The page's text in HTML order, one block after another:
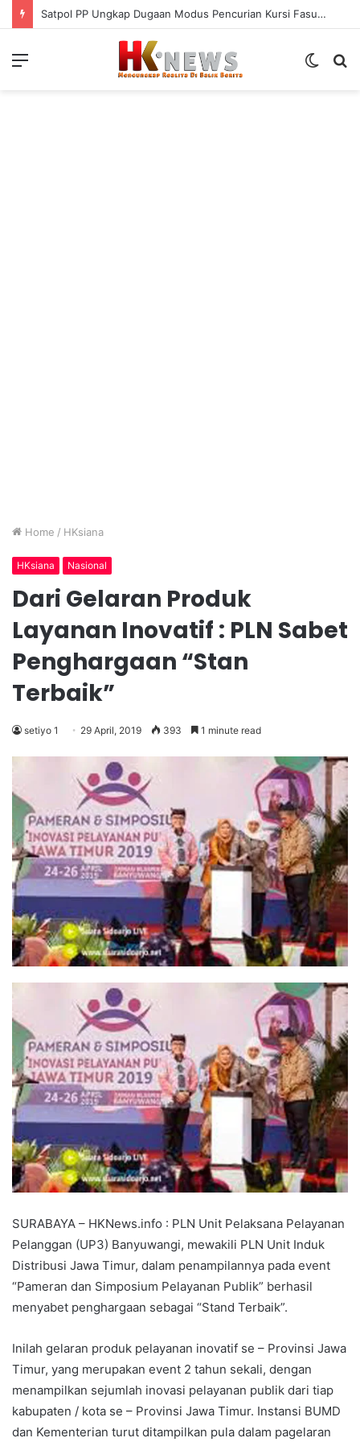
Satpol PP Ungkap Dugaan Modus Pencurian Kursi Fasum Pemkot Surabaya Pakai Ambulans
Menu
Switch
Home / HKsiana
HKsiana Nasional
Dari Gelaran Produk
Layanan Inovatif : PLN Sabet
Penghargaan “Stan
Terbaik”
setiyo 1 29 April, 2019 393 1 minute read
SURABAYA – HKNews.info : PLN Unit Pelaksana Pelayanan
Pelanggan (UP3) Banyuwangi, mewakili PLN Unit Induk
Distribusi Jawa Timur, dalam penampilannya pada event
“Pameran dan Simposium Pelayanan Publik” berhasil
menyabet penghargaan sebagai “Stand Terbaik”.
Inilah gelaran produk pelayanan inovatif se – Provinsi Jawa
Timur, yang merupakan event 2 tahun sekali, dengan
menampilkan sejumlah inovasi pelayanan publik dari tiap
kabupaten / kota se – Provinsi Jawa Timur. Instansi BUMD
dan Kementerian turut ditampilkan pula dalam pagelaran